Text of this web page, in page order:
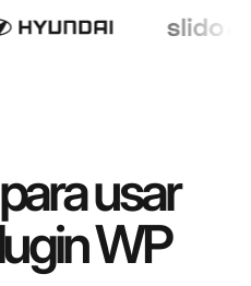
usar
WP